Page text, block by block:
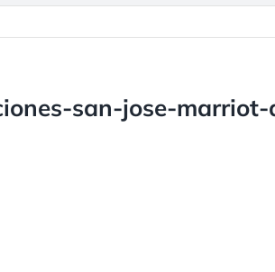
san-jose-marriot-